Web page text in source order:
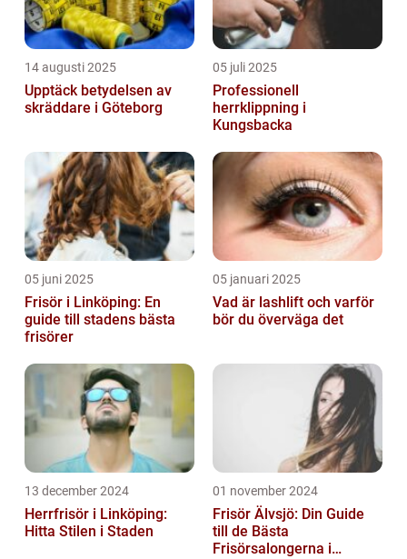
14 augusti 2025
Upptäck betydelsen av
skräddare i Göteborg
05 juli 2025
Professionell
herrklippning i
Kungsbacka
05 juni 2025
Frisör i Linköping: En
guide till stadens bästa
frisörer
05 januari 2025
Vad är lashlift och varför
bör du överväga det
13 december 2024
Herrfrisör i Linköping:
Hitta Stilen i Staden
01 november 2024
Frisör Älvsjö: Din Guide
till de Bästa
Frisörsalongerna i